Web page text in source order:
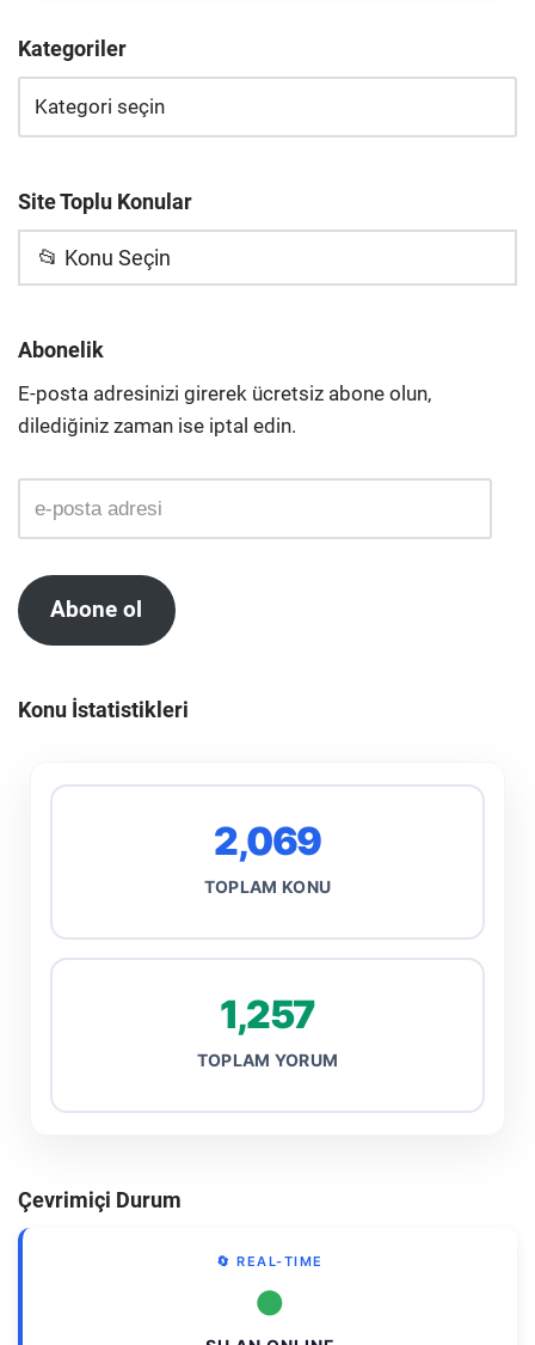
Kategoriler
Site Toplu Konular
📂 Konu Seçin
Abonelik
E-posta adresinizi girerek ücretsiz abone olun,
dilediğiniz zaman ise iptal edin.
Abone ol
Konu İstatistikleri
2,069
TOPLAM KONU
1,257
TOPLAM YORUM
Çevrimiçi Durum
🔄 REAL-TIME
●